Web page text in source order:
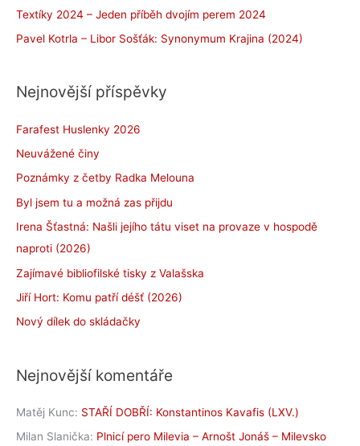
Textíky 2024 – Jeden příběh dvojím perem 2024
Pavel Kotrla – Libor Sošťák: Synonymum Krajina (2024)
Nejnovější příspěvky
Farafest Huslenky 2026
Neuvážené činy
Poznámky z četby Radka Melouna
Byl jsem tu a možná zas přijdu
Irena Šťastná: Našli jejího tátu viset na provaze v hospodě
naproti (2026)
Zajímavé bibliofilské tisky z Valašska
Jiří Hort: Komu patří déšť (2026)
Nový dílek do skládačky
Nejnovější komentáře
Matěj Kunc: STAŘÍ DOBŘÍ: Konstantinos Kavafis (LXV.)
Milan Slanička: Plnicí pero Milevia – Arnošt Jonáš – Milevsko